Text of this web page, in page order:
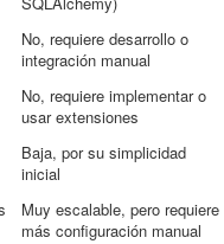
No, requiere desarrollo o
integración manual
No, requiere implementar o
usar extensiones
Baja, por su simplicidad
inicial
Muy escalable, pero requiere
más configuración manual